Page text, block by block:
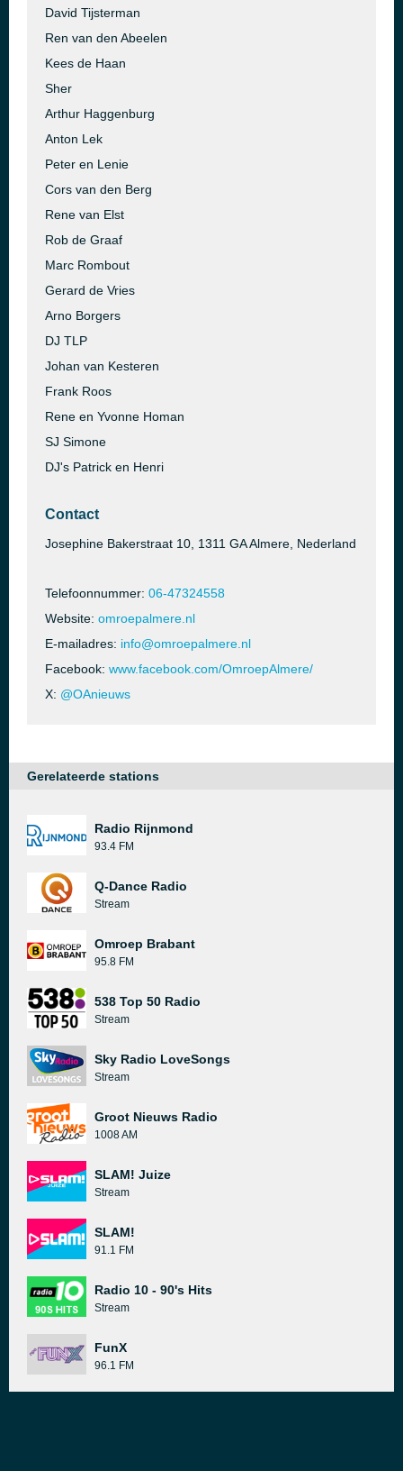
David Tijsterman
Ren van den Abeelen
Kees de Haan
Sher
Arthur Haggenburg
Anton Lek
Peter en Lenie
Cors van den Berg
Rene van Elst
Rob de Graaf
Marc Rombout
Gerard de Vries
Arno Borgers
DJ TLP
Johan van Kesteren
Frank Roos
Rene en Yvonne Homan
SJ Simone
DJ's Patrick en Henri
Contact
Josephine Bakerstraat 10, 1311 GA Almere, Nederland
Telefoonnummer: 06-47324558
Website: omroepalmere.nl
E-mailadres: info@omroepalmere.nl
Facebook: www.facebook.com/OmroepAlmere/
X: @OAnieuws
Gerelateerde stations
Radio Rijnmond
93.4 FM
Q-Dance Radio
Stream
Omroep Brabant
95.8 FM
538 Top 50 Radio
Stream
Sky Radio LoveSongs
Stream
Groot Nieuws Radio
1008 AM
SLAM! Juize
Stream
SLAM!
91.1 FM
Radio 10 - 90's Hits
Stream
FunX
96.1 FM